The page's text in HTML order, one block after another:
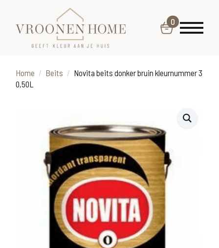
0
Home Beits
Novita beits donker bruin kleurnummer 3
0,50L